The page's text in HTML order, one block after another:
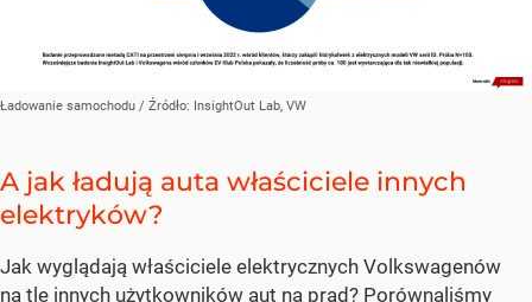
Ładowanie samochodu / Źródło: InsightOut Lab, VW
A jak ładują auta właściciele innych
elektryków?
Jak wyglądają właściciele elektrycznych Volkswagenów
na tle innych użytkowników aut na prąd? Porównaliśmy